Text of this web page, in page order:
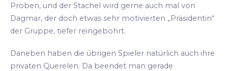
Proben, und der Stachel wird gerne auch mal von
Dagmar, der doch etwas sehr motivierten „Präsidentin“
der Gruppe, tiefer reingebohrt.
Daneben haben die übrigen Spieler natürlich auch ihre
privaten Querelen. Da beendet man gerade